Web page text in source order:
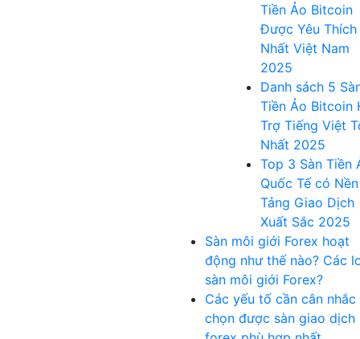
Tiền Ảo Bitcoin
Được Yêu Thích
Nhất Việt Nam
2025
Danh sách 5
Tiền Ảo Bitcoin
Trợ Tiếng Việt
Nhất 2025
Top 3 Sàn Tiền
Quốc Tế có Nền
Tảng Giao Dịch
Xuất Sắc 2025
Sàn môi giới Forex hoạt
động như thế nào? Các
sàn môi giới Forex?
Các yếu tố cần cân nhắc
chọn được sàn giao dịch